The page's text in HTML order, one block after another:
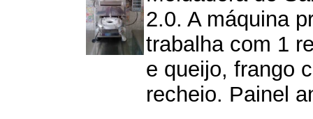
2.0. A máquina
trabalha com 1
e queijo, frango
recheio. Painel